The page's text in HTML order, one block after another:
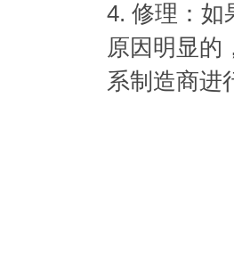
4. 修理：如
原因明显的
系制造商进